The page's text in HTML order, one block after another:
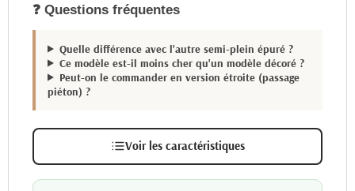
❓ Questions fréquentes
Quelle différence avec l'autre semi-plein épuré ?
Ce modèle est-il moins cher qu'un modèle décoré ?
Peut-on le commander en version étroite (passage
piéton) ?
Voir les caractéristiques